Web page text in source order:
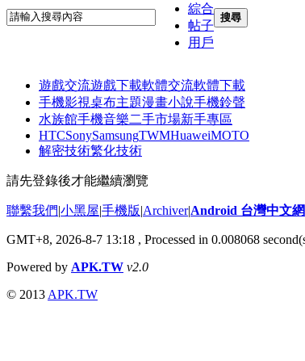
綜合
帖子
用戶
搜尋
遊戲交流遊戲下載軟體交流軟體下載
手機影視桌布主題漫畫小說手機鈴聲
水族館手機音樂二手市場新手專區
HTCSonySamsungTWMHuaweiMOTO
解密技術繁化技術
請先登錄後才能繼續瀏覽
聯繫我們|小黑屋|手機版|Archiver|Android 台灣中文網
GMT+8, 2026-8-7 13:18 , Processed in 0.008068
Powered by APK.TW v2.0
© 2013 APK.TW